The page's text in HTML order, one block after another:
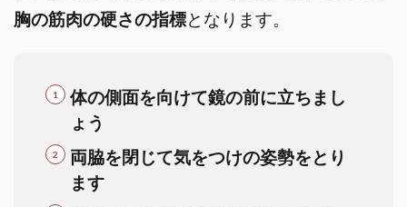
胸の筋肉の硬さの指標となります。
体の側面を向けて鏡の前に立ちまし
ょう
両脇を閉じて気をつけの姿勢をとり
ます